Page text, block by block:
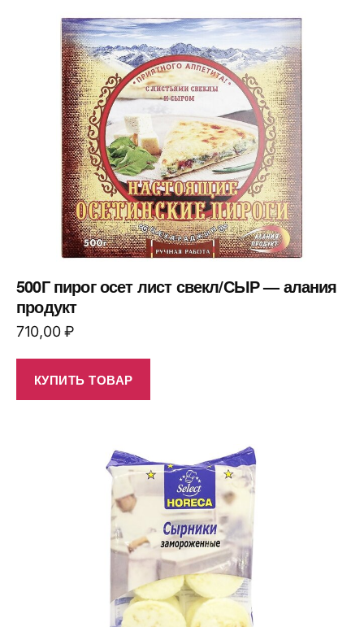
500Г пирог осет лист свекл/СЫР — алания
продукт
710,00₽
КУПИТЬ ТОВАР